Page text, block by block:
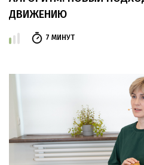
ДВИЖЕНИЮ
7 МИНУТ